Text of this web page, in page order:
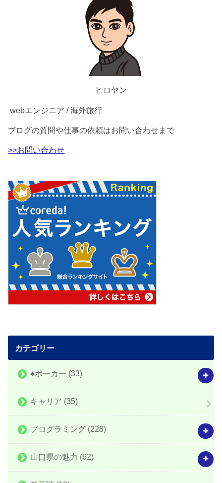
ヒロヤン
webエンジニア / 海外旅行
ブログの質問や仕事の依頼はお問い合わせまで
>>お問い合わせ
カテゴリー
♠️ポーカー (33)
キャリア (35)
プログラミング (228)
山口県の魅力 (62)